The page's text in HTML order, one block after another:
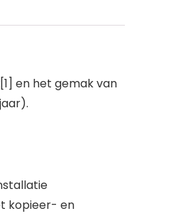
en het gemak van
kopieer- en